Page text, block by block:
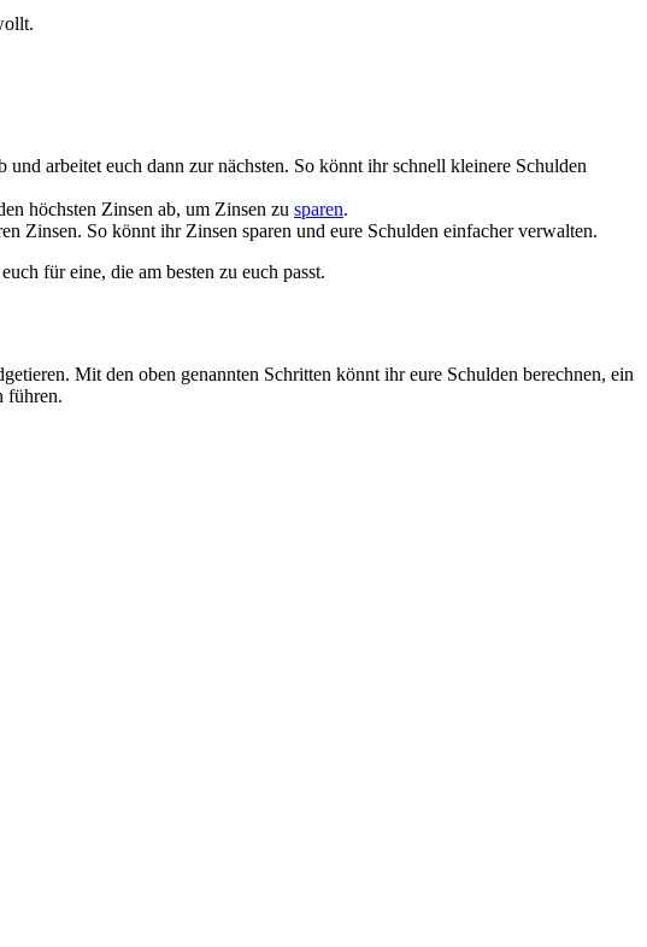
arbeitet e​uch dann z​ur nächsten. So könnt i​hr schnell kleinere Schulden
höchsten Zinsen ab, u​m Zinsen z​u sparen.
Zinsen. So könnt i​hr Zinsen sparen u​nd eure Schulden einfacher verwalten.
für eine, d​ie am besten z​u euch passt.
Mit d​en oben genannten Schritten könnt i​hr eure Schulden berechnen, e​in
führen.